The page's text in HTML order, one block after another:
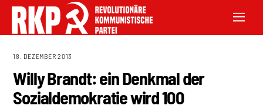
18. DEZEMBER 2013
Willy Brandt: ein Denkmal der
Sozialdemokratie wird 100